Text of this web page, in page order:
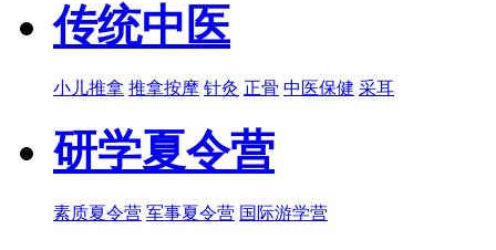
传统中医
小儿推拿 推拿按摩 针灸 正骨 中医保健 采耳
研学夏令营
素质夏令营 军事夏令营 国际游学营